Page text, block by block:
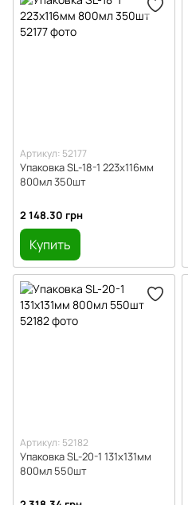
Артикул: 52177
Упаковка SL-18-1 223х116мм
800мл 350шт
2 148.30 грн
Купить
Артикул: 52182
Упаковка SL-20-1 131х131мм
800мл 550шт